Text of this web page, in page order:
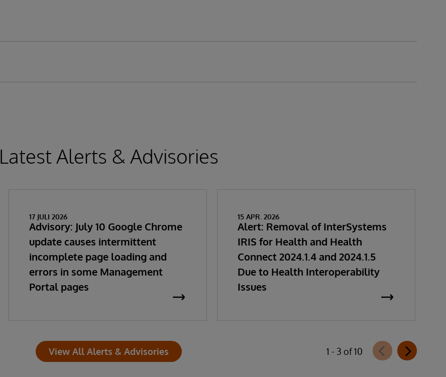
Latest Alerts & Advisories
17 JULI 2026
Advisory: July 10 Google Chrome
update causes intermittent
incomplete page loading and
errors in some Management
Portal pages
15 APR. 2026
Alert: Removal of InterSystems
IRIS for Health and Health
Connect 2024.1.4 and 2024.1.5
Due to Health Interoperability
Issues
View All Alerts & Advisories 1 - 3 of 10